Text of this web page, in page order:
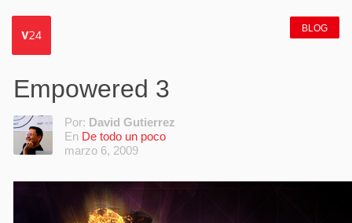
BLOG
Empowered 3
Por: David Gutierrez
En De todo un poco
marzo 6, 2009